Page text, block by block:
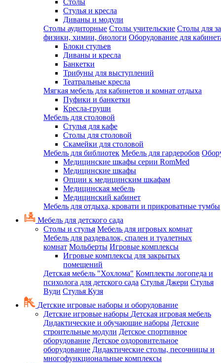
Столы
Стулья и кресла
Диваны и модули
Столы аудиторные Столы учительские Столы для
физики, химии, биологи Оборудование для
Блоки стульев
Диваны и кресла
Банкетки
Трибуны для выступлений
Театральные кресла
Мягкая мебель для кабинетов и комнат отдыха
Пуфики и банкетки
Кресла-груши
Мебель для столовой
Cтулья для кафе
Cтолы для столовой
Скамейки для столовой
Мебель для библиотек Мебель для гардеробов
Медицинские шкафы серии RomMed
Медицинские шкафы
Опции к медицинским шкафам
Медицинская мебель
Медицинский кабинет
Мебель для отдыха, кровати и прикроватные тумбы
Мебель для детского сада
Столы и стулья Мебель для игровых комнат
Мебель для раздевалок, спален и туалетных
комнат Мольберты Игровые комплексы
Игровые комплексы для закрытых
помещений
Детская мебель "Хохлома" Комплекты логопеда и
психолога для детского сада Стулья Джери Стулья
Вуди Стулья Кузя
Детские игровые наборы и оборудование
Детские игровые наборы Детская игровая мебель
Дидактические и обучающие наборы Детские
строительные модули Детское спортивное
оборудование Детское оздоровительное
оборудование Дидактические столы, песочницы и
многофункциональные комплексы